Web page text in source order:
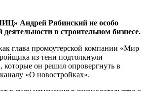
Андрей Рябинский не особо
в строительном бизнесе.
глава промоутерской компании «Мир
из тени подтолкнули
которые он решил опровергнуть в
«О новостройках».